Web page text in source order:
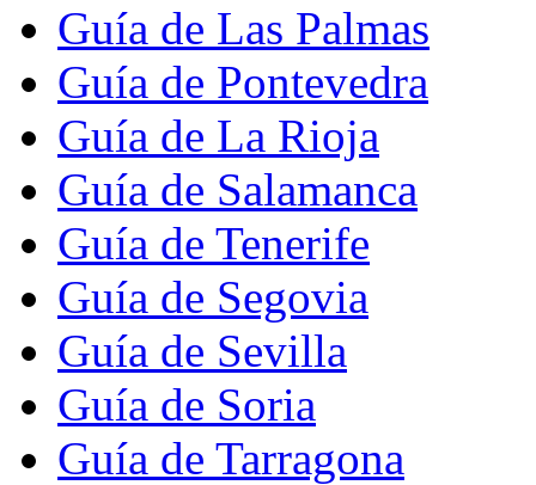
Guía de Las Palmas
Guía de Pontevedra
Guía de La Rioja
Guía de Salamanca
Guía de Tenerife
Guía de Segovia
Guía de Sevilla
Guía de Soria
Guía de Tarragona